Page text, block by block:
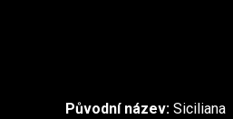
Původní název: Siciliana